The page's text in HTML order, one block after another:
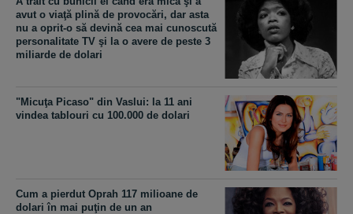
avut o viaţă plină de provocări, dar asta
nu a oprit-o să devină cea mai cunoscută
personalitate TV şi la o avere de peste 3
miliarde de dolari
"Micuţa Picaso" din Vaslui: la 11 ani
vindea tablouri cu 100.000 de dolari
Cum a pierdut Oprah 117 milioane de
dolari în mai puţin de un an